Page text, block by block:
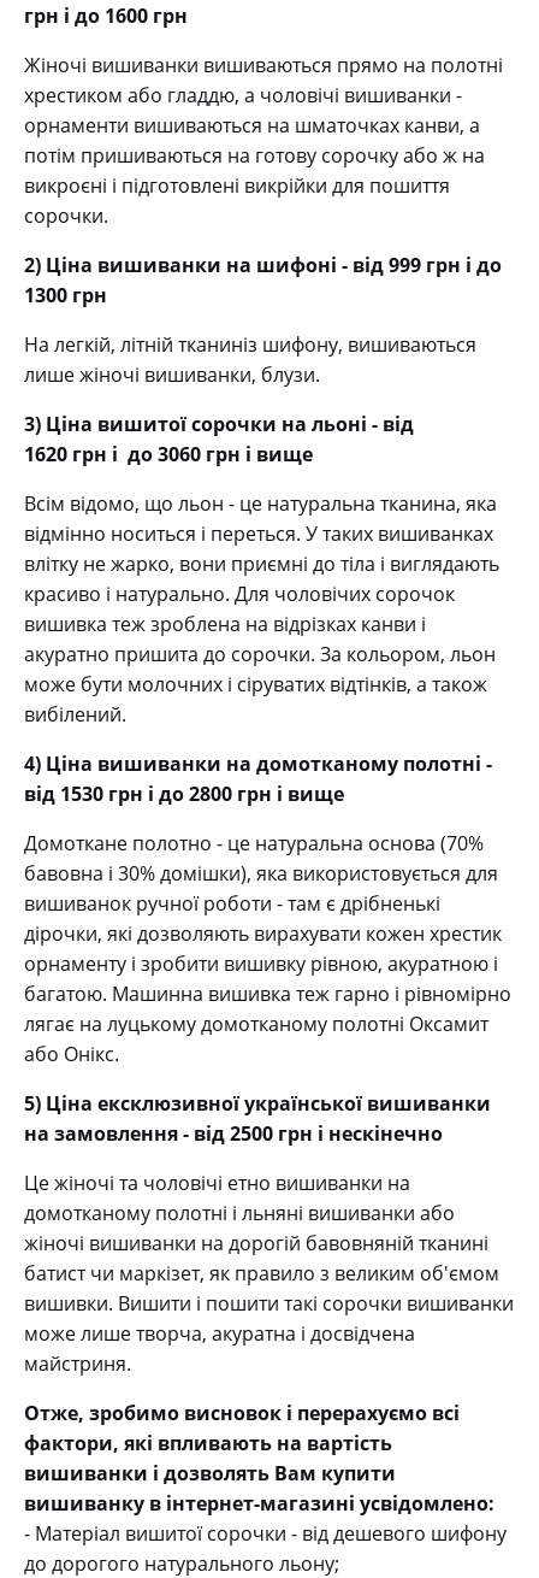
грн і до 1600 грн
Жіночі вишиванки вишиваються прямо на полотні
хрестиком або гладдю, а чоловічі вишиванки -
орнаменти вишиваються на шматочках канви, а
потім пришиваються на готову сорочку або ж на
викроєні і підготовлені викрійки для пошиття
сорочки.
2) Ціна вишиванки на шифоні - від 999 грн і до
1300 грн
На легкій, літній тканиніз шифону, вишиваються
лише жіночі вишиванки, блузи.
3) Ціна вишитої сорочки на льоні - від
1620 грн і до 3060 грн і вище
Всім відомо, що льон - це натуральна тканина, яка
відмінно носиться і переться. У таких вишиванках
влітку не жарко, вони приємні до тіла і виглядають
красиво і натурально. Для чоловічих сорочок
вишивка теж зроблена на відрізках канви і
акуратно пришита до сорочки. За кольором, льон
може бути молочних і сіруватих відтінків, а також
вибілений.
4) Ціна вишиванки на домотканому полотні -
від 1530 грн і до 2800 грн і вище
Домоткане полотно - це натуральна основа (70%
бавовна і 30% домішки), яка використовується для
вишиванок ручної роботи - там є дрібненькі
дірочки, які дозволяють вирахувати кожен хрестик
орнаменту і зробити вишивку рівною, акуратною і
багатою. Машинна вишивка теж гарно і рівномірно
лягає на луцькому домотканому полотні Оксамит
або Онікс.
5) Ціна ексклюзивної української вишиванки
на замовлення - від 2500 грн і нескінечно
Це жіночі та чоловічі етно вишиванки на
домотканому полотні і льняні вишиванки або
жіночі вишиванки на дорогій бавовняній тканині
батист чи маркізет, як правило з великим об'ємом
вишивки. Вишити і пошити такі сорочки вишиванки
може лише творча, акуратна і досвідчена
майстриня.
Отже, зробимо висновок і перерахуємо всі
фактори, які впливають на вартість
вишиванки і дозволять Вам купити
вишиванку в інтернет-магазині усвідомлено:
- Матеріал вишитої сорочки - від дешевого шифону
до дорогого натурального льону;